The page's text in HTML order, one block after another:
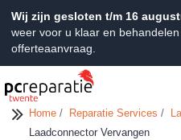
Wij zijn gesloten t/m 16
weer voor u klaar en
offerteaanvraag.
Home / Reparatie Services /
Laadconnector Vervangen